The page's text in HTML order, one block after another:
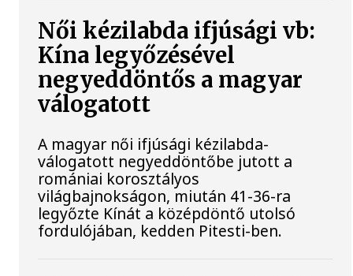
Női kézilabda ifjúsági vb:
Kína legyőzésével
negyeddöntős a magyar
válogatott
A magyar női ifjúsági kézilabda-
válogatott negyeddöntőbe jutott a
romániai korosztályos
világbajnokságon, miután 41-36-ra
legyőzte Kínát a középdöntő utolsó
fordulójában, kedden Pitesti-ben.